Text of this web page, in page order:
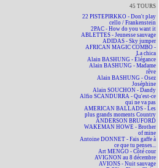
45 TOURS
22 PISTEPIRKKO - Don't play
cello / Frankenstein
2PAC - How do you want it
ABLETTES - Jeunesse sauvage
ADIDAS - Sky jumper
AFRICAN MAGIC COMBO -
La chica
Alain BASHUNG - Élégance
Alain BASHUNG - Madame
rêve
Alain BASHUNG - Osez
Joséphine
Alain SOUCHON - Dandy
Alfio SCANDURRA - Qu'est-ce
qui ne va pas
AMERICAN BALLADS - Les
plus grands moments Country
ANDERSON BRUFORD
WAKEMAN HOWE - Brother
of mine
Antoine DONNET - Fais gaffe à
ce que tu penses...
Art MENGO - Côté cour
AVIGNON au 8 décembre
AVIONS - Nuit sauvage